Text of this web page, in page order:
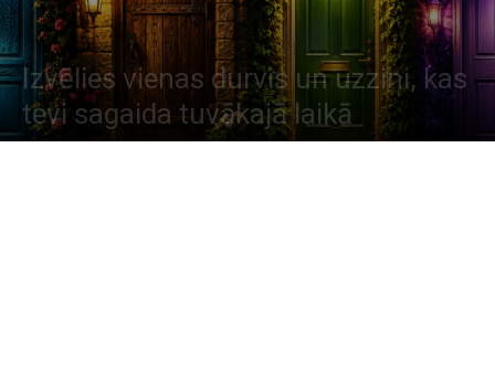
Izvēlies vienas durvis un uzzini, kas
tevi sagaida tuvākajā laikā